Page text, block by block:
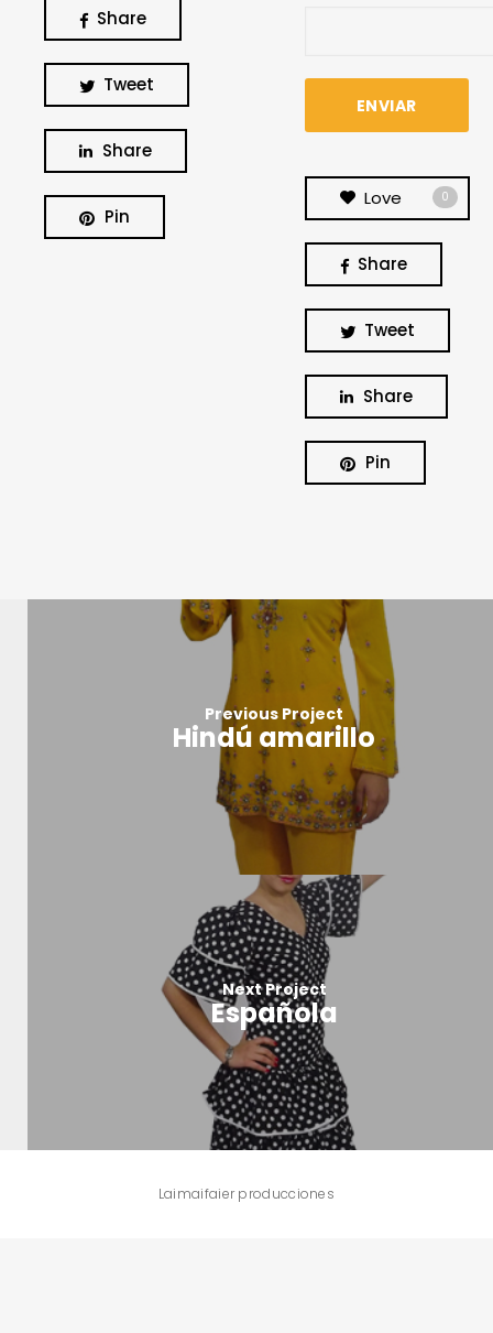
Share
Tweet
Share
Pin
Love 0
Share
Tweet
Share
Pin
Previous Project
Hindú amarillo
Next Project
Española
Laimaifaier producciones